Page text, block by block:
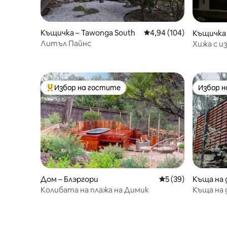
Къщичка – Tawonga South Средна оценка: 4,94
4,94 (104)
Литъл Пайнс
Къщичка
Хижа с
Най-популярен избор на гостите
Избор на гостите
Дом – Блэргори Средна оценка: 5
5 (39)
Колибата на плажа на Димик
Избор
Избор
Къща на
tlement
Къща на